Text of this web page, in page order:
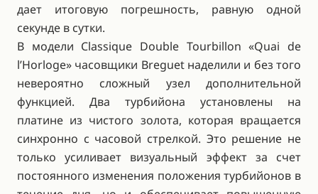
дает итоговую погрешность, равную одной
секунде в сутки.
В модели Classique Double Tourbillon «Quai de
l’Horloge» часовщики Breguet наделили и без того
невероятно сложный узел дополнительной
функцией. Два турбийона установлены на
платине из чистого золота, которая вращается
синхронно с часовой стрелкой. Это решение не
только усиливает визуальный эффект за счет
постоянного изменения положения турбийонов в